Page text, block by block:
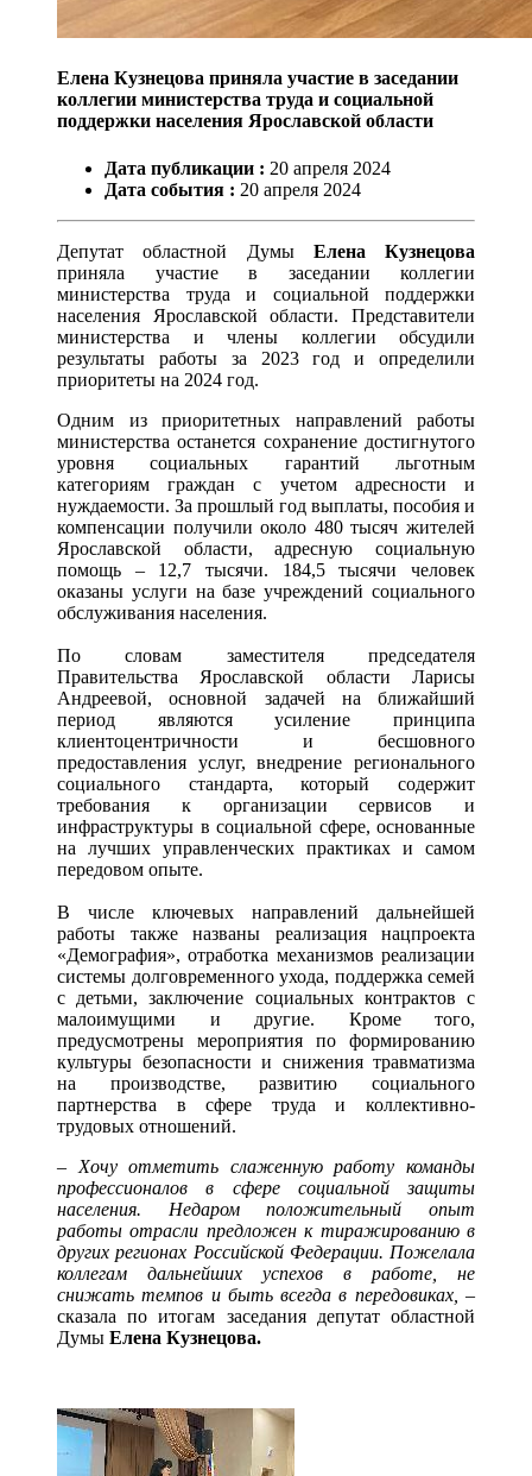
Елена Кузнецова приняла участие в заседании
коллегии министерства труда и социальной
поддержки населения Ярославской области
Дата публикации : 20 апреля 2024
Дата события : 20 апреля 2024
Депутат областной ДумыЕлена Кузнецова
приняла участие в заседании коллегии
министерства труда и социальной поддержки
населения Ярославской области. Представители
министерства и члены коллегии обсудили
результаты работы за 2023 год и определили
приоритеты на 2024 год.
Одним из приоритетных направлений работы
министерства останется сохранение достигнутого
уровня социальных гарантий льготным
категориям граждан с учетом адресности и
нуждаемости. За прошлый год выплаты, пособия и
компенсации получили около 480 тысяч жителей
Ярославской области, адресную социальную
помощь – 12,7 тысячи. 184,5 тысячи человек
оказаны услуги на базе учреждений социального
обслуживания населения.
По словам заместителя председателя
Правительства Ярославской области Ларисы
Андреевой, основной задачей на ближайший
период являются усиление принципа
клиентоцентричности и бесшовного
предоставления услуг, внедрение регионального
социального стандарта, который содержит
требования к организации сервисов и
инфраструктуры в социальной сфере, основанные
на лучших управленческих практиках и самом
передовом опыте.
В числе ключевых направлений дальнейшей
работы также названы реализация нацпроекта
«Демография», отработка механизмов реализации
системы долговременного ухода, поддержка семей
с детьми, заключение социальных контрактов с
малоимущими и другие. Кроме того,
предусмотрены мероприятия по формированию
культуры безопасности и снижения травматизма
на производстве, развитию социального
партнерства в сфере труда и коллективно-
трудовых отношений.
– Хочу отметить слаженную работу команды
профессионалов в сфере социальной защиты
населения. Недаром положительный опыт
работы отрасли предложен к тиражированию в
других регионах Российской Федерации. Пожелала
коллегам дальнейших успехов в работе, не
снижать темпов и быть всегда в передовиках, –
сказала по итогам заседания депутат областной
Думы Елена Кузнецова.